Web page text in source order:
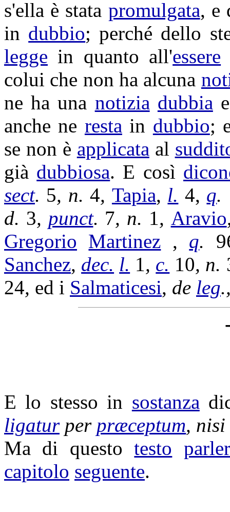
s'ella è stata promulgata, e
in dubbio; perché dello
legge in quanto all'essere
colui che non ha alcuna
ne ha una notizia dubbia
anche ne resta in dubbio;
se non è applicata al
già dubbiosa. E così
sect. 5, n. 4, Tapia, l. 4, q.
d. 3, punct. 7, n. 1, Aravio
Gregorio Martinez , q.
Sanchez, dec. l. 1, c. 10, n.
24, ed i Salmaticesi, de leg
E lo stesso in sostanza
ligaturper præceptum,
Ma di questotesto
capitolo seguente.